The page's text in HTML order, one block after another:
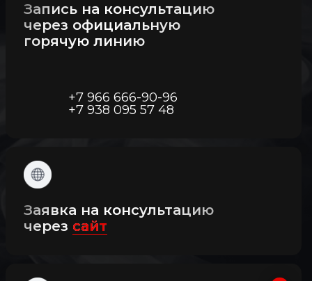
+7 966 666-90-96
+7 938 095 57 48
Запись на консультацию
через официальную
горячую линию
Заявка на консультацию
через сайт
Московская область, г. o. Мытищи — Автор